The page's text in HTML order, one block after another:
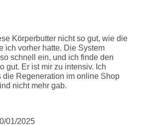
Körperbutter nicht so gut, wie die
ich vorher hatte. Die System
schnell ein, und ich finde den
gut. Er ist mir zu intensiv. Ich
die Regeneration im online Shop
nicht mehr gab.
01/2025